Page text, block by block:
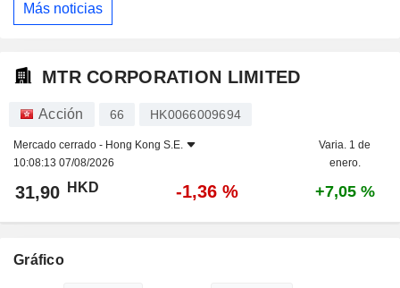
Más noticias
MTR CORPORATION LIMITED
Acción 66 HK0066009694
Mercado cerrado - Hong Kong S.E.
10:08:13 07/08/2026
Varia. 1 de
enero.
31,90 HKD -1,36 % +7,05 %
Gráfico